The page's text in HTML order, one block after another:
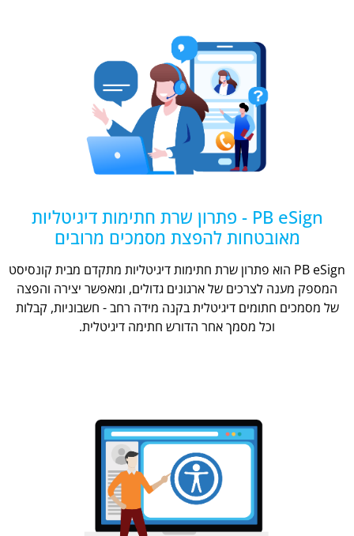
PB eSign - פתרון שרת חתימות דיגיטליות
מאובטחות להפצת מסמכים מרובים
PB eSign הוא פתרון שרת חתימות דיגיטליות מתקדם מבית קונסיסט
המספק מענה לצרכים של ארגונים גדולים, ומאפשר יצירה והפצה
של מסמכים חתומים דיגיטלית בקנה מידה רחב - חשבוניות, קבלות
וכל מסמך אחר הדורש חתימה דיגיטלית.